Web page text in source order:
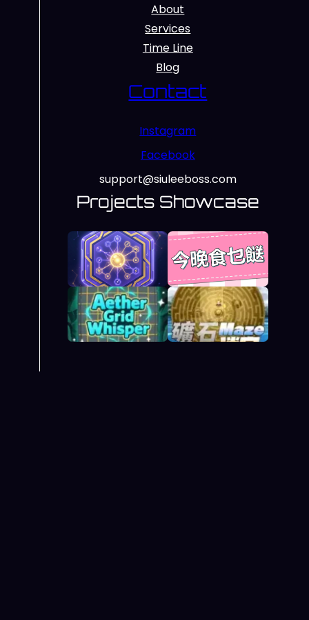
About
Services
Time Line
Blog
Contact
Instagram
Facebook
support@siuleeboss.com
Projects Showcase